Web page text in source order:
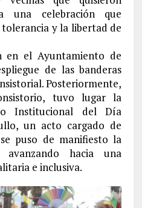
una celebración que
y la libertad de
en el Ayuntamiento de
de las banderas
Posteriormente,
tuvo lugar la
Institucional del Día
un acto cargado de
puso de manifiesto la
avanzando hacia una
e inclusiva.